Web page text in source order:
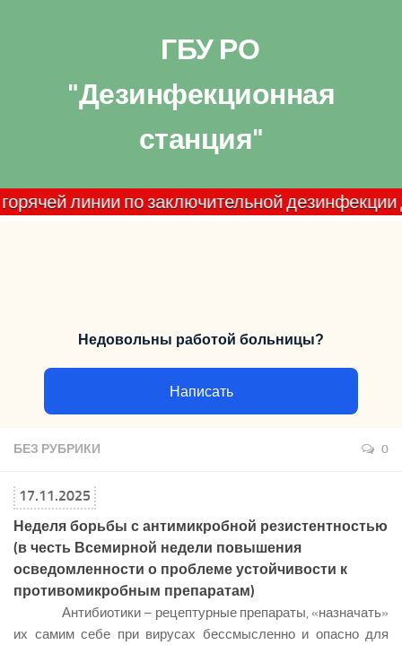
ГБУ РО
"Дезинфекционная
станция"
линии по заключительной дезинфекции
Недовольны работой больницы?
Написать
БЕЗ РУБРИКИ 0
17.11.2025
Неделя борьбы с антимикробной резистентностью
(в честь Всемирной недели повышения
осведомленности о проблеме устойчивости к
противомикробным препаратам)
Антибиотики – рецептурные препараты, «назначать»
их самим себе при вирусах бессмысленно и опасно для